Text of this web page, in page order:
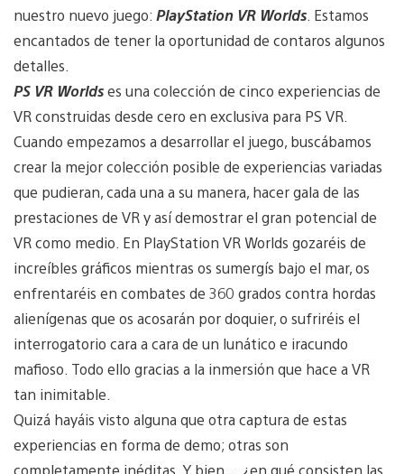
nuestro nuevo juego: PlayStation VR Worlds . Estamos
encantados de tener la oportunidad de contaros algunos
detalles.
PS VR Worldses una colección de cinco experiencias de
VR construidas desde cero en exclusiva para PS VR.
Cuando empezamos a desarrollar el juego, buscábamos
crear la mejor colección posible de experiencias variadas
que pudieran, cada una a su manera, hacer gala de las
prestaciones de VR y así demostrar el gran potencial de
VR como medio. En PlayStation VR Worlds gozaréis de
increíbles gráficos mientras os sumergís bajo el mar, os
enfrentaréis en combates de 360 grados contra hordas
alienígenas que os acosarán por doquier, o sufriréis el
interrogatorio cara a cara de un lunático e iracundo
mafioso. Todo ello gracias a la inmersión que hace a VR
tan inimitable.
Quizá hayáis visto alguna que otra captura de estas
experiencias en forma de demo; otras son
completamente inéditas. Y bien… ¿en qué consisten las